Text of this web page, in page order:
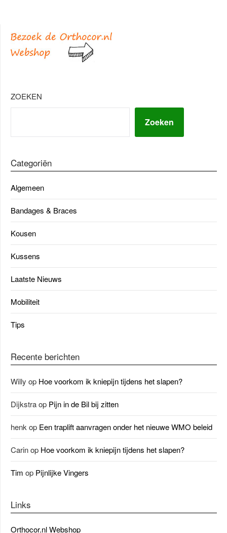
ZOEKEN
Zoeken
Categoriën
Algemeen
Bandages & Braces
Kousen
Kussens
Laatste Nieuws
Mobiliteit
Tips
Recente berichten
Willy op Hoe voorkom ik kniepijn tijdens het slapen?
Dijkstraop Pijn in de Bil bij zitten
henk op Een traplift aanvragen onder het nieuwe WMO beleid
Carinop Hoe voorkom ik kniepijn tijdens het slapen?
Tim op Pijnlijke Vingers
Links
Orthocor.nl Webshop